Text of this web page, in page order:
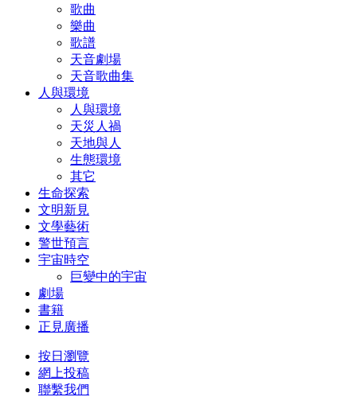
歌曲
樂曲
歌譜
天音劇場
天音歌曲集
人與環境
人與環境
天災人禍
天地與人
生態環境
其它
生命探索
文明新見
文學藝術
警世預言
宇宙時空
巨變中的宇宙
劇場
書籍
正見廣播
按日瀏覽
網上投稿
聯繫我們